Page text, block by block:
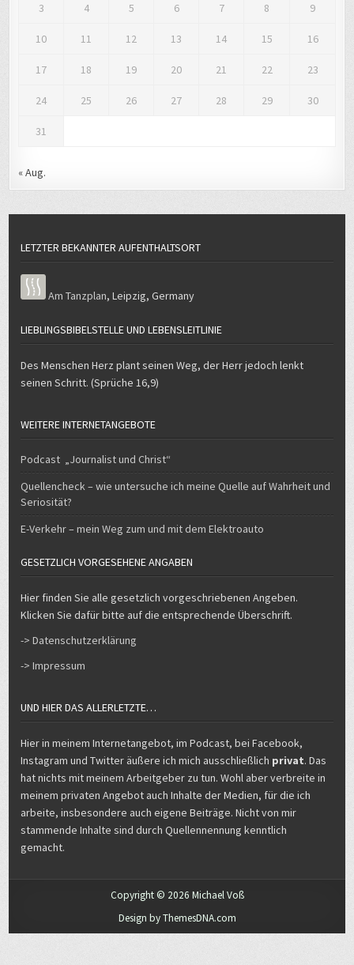
3 4 5 6 7 8 9
10 11 12 13 14 15 16
17 18 19 20 21 22 23
24 25 26 27 28 29 30
31
« Aug.
LETZTER BEKANNTER AUFENTHALTSORT
Am Tanzplan,Leipzig,Germany
LIEBLINGSBIBELSTELLE UND LEBENSLEITLINIE
Des Menschen Herz plant seinen Weg, der Herr jedoch lenkt
seinen Schritt. (Sprüche 16,9)
WEITERE INTERNETANGEBOTE
Podcast „Journalist und Christ“
Quellencheck – wie untersuche ich meine Quelle auf Wahrheit und
Seriosität?
E-Verkehr – mein Weg zum und mit dem Elektroauto
GESETZLICH VORGESEHENE ANGABEN
Hier finden Sie alle gesetzlich vorgeschriebenen Angeben.
Klicken Sie dafür bitte auf die entsprechende Überschrift.
-> Datenschutzerklärung
-> Impressum
UND HIER DAS ALLERLETZTE…
Hier in meinem Internetangebot, im Podcast, bei Facebook,
Instagram und Twitter äußere ich mich ausschließlich privat. Das
hat nichts mit meinem Arbeitgeber zu tun. Wohl aber verbreite in
meinem privaten Angebot auch Inhalte der Medien, für die ich
arbeite, insbesondere auch eigene Beiträge. Nicht von mir
stammende Inhalte sind durch Quellennennung kenntlich
gemacht.
Copyright © 2026 Michael Voß
Design by ThemesDNA.com